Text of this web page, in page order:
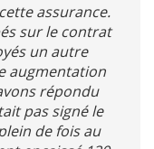
assurance.
sur le contrat
un autre
augmentation
répondu
pas signé le
de fois au